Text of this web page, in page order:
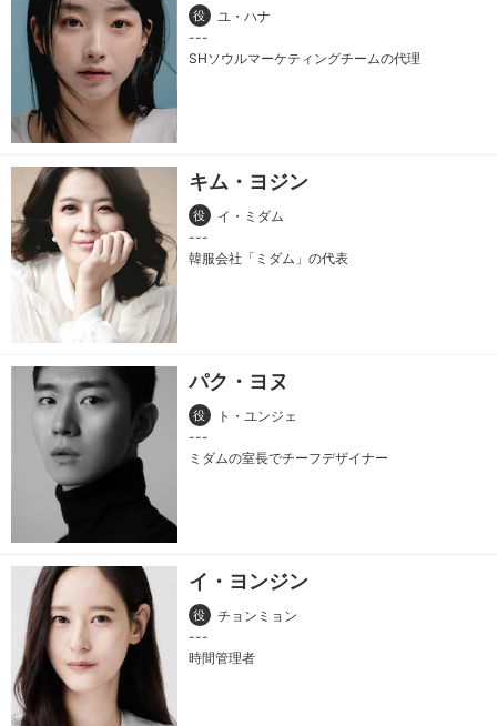
役 ユ・ハナ
SHソウルマーケティングチームの代理
キム・ヨジン
役 イ・ミダム
韓服会社「ミダム」の代表
パク・ヨヌ
役 ト・ユンジェ
ミダムの室長でチーフデザイナー
イ・ヨンジン
役 チョンミョン
時間管理者